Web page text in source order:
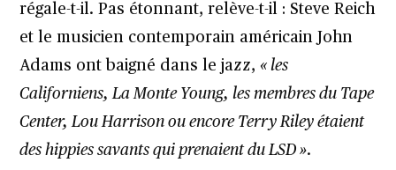
régale-t-il. Pas étonnant, relève-t-il : Steve Reich
et le musicien contemporain américain John
Adams ont baigné dans le jazz, « les
Californiens, La Monte Young, les membres du Tape
Center, Lou Harrison ou encore Terry Riley étaient
des hippies savants qui prenaient du LSD ».